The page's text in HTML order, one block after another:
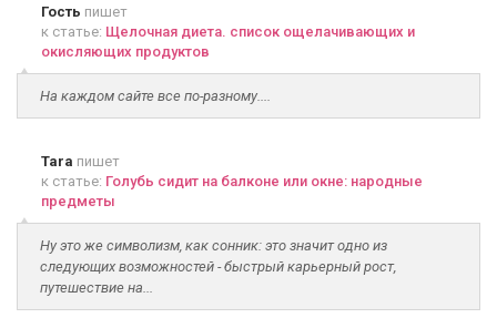
Гость пишет
к статье: Щелочная диета. список ощелачивающих и
окисляющих продуктов
На каждом сайте все по-разному....
Tara пишет
к статье: Голубь сидит на балконе или окне: народные
предметы
Ну это же символизм, как сонник: это значит одно из
следующих возможностей - быстрый карьерный рост,
путешествие на...